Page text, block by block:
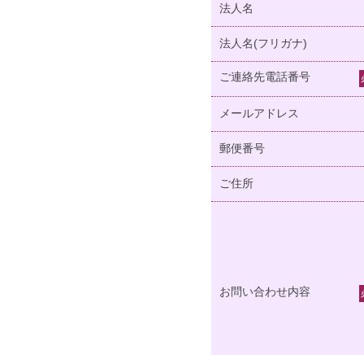
法人名
法人名(フリガナ)
ご連絡先電話番号
メールアドレス
郵便番号
ご住所
お問い合わせ内容